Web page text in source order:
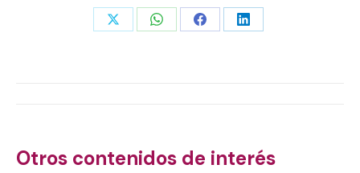
Share Share Share Share
Otros contenidos de interés